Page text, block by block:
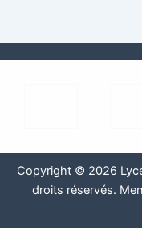
Copyright © 2026
droits réservés.